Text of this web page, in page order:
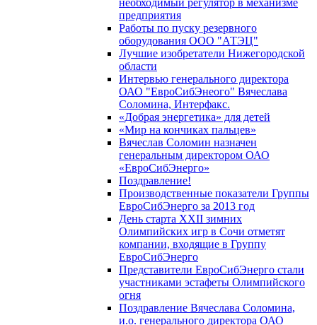
необходимый регулятор в механизме
предприятия
Работы по пуску резервного
оборудования ООО "АТЭЦ"
Лучшие изобретатели Нижегородской
области
Интервью генерального директора
ОАО "ЕвроСибЭнеого" Вячеслава
Соломина, Интерфакс.
«Добрая энергетика» для детей
«Мир на кончиках пальцев»
Вячеслав Соломин назначен
генеральным директором ОАО
«ЕвроСибЭнерго»
Поздравление!
Производственные показатели Группы
ЕвроСибЭнерго за 2013 год
День старта XXII зимних
Олимпийских игр в Сочи отметят
компании, входящие в Группу
ЕвроСибЭнерго
Представители ЕвроСибЭнерго стали
участниками эстафеты Олимпийского
огня
Поздравление Вячеслава Соломина,
и.о. генерального директора ОАО